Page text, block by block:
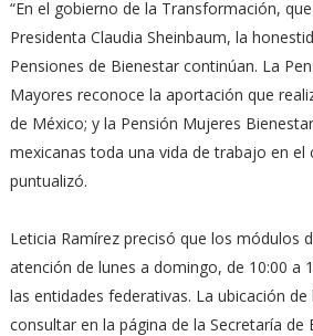
“En el gobierno de la Transformación,
Presidenta Claudia Sheinbaum, la
Pensiones de Bienestar continúan. La
Mayores reconoce la aportación que
de México; y la Pensión Mujeres
mexicanas toda una vida de trabajo en el
puntualizó.
Leticia Ramírez precisó que los módulos
atención de lunes a domingo, de 10:00 a
las entidades federativas. La ubicación
consultar en la página de la Secretaría de